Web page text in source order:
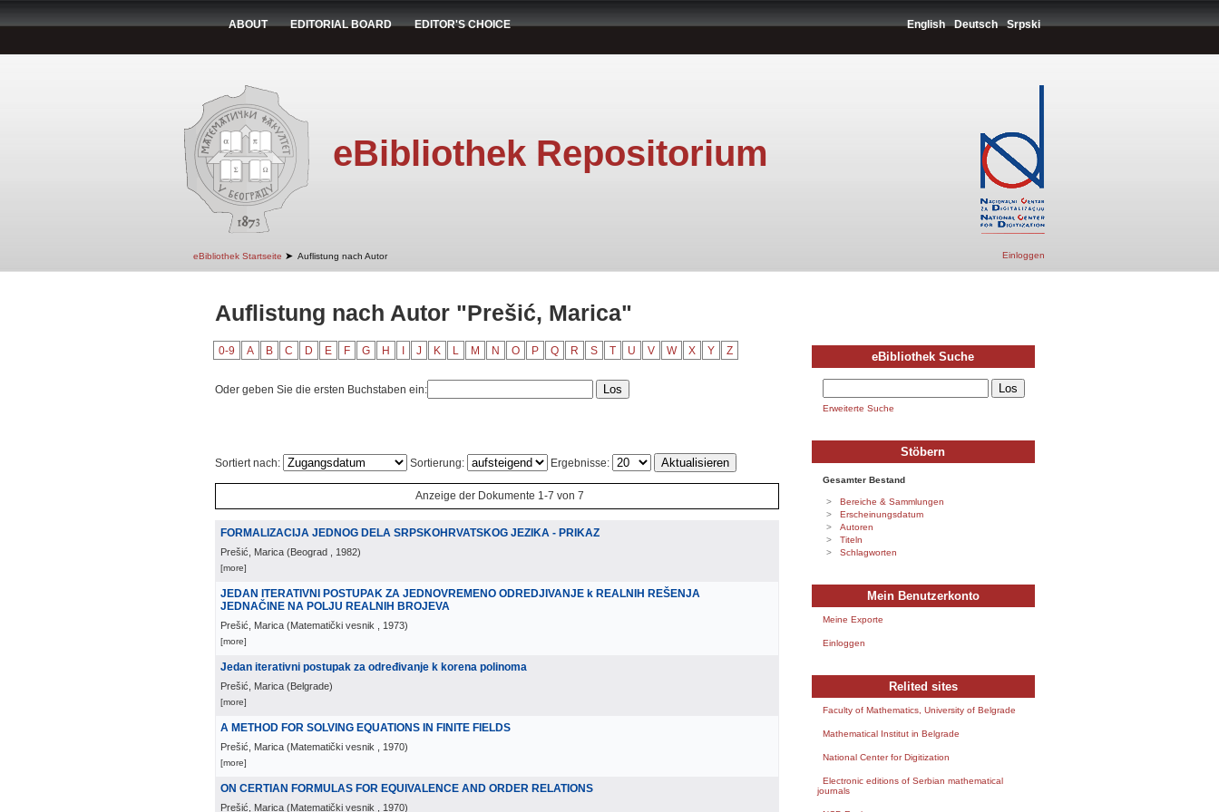
ABOUT EDITORIAL BOARD EDITOR'S CHOICE English Deutsch Srpski
eBibliothek Repositorium
eBibliothek Startseite ➤ Auflistung nach Autor Einloggen
Auflistung nach Autor "Prešić, Marica"
0-9 A B C D E F G H J K L M N O P Q R S T U V W X Y Z
Oder geben Sie die ersten Buchstaben ein:
Sortiert nach: Sortierung: Ergebnisse:
Anzeige der Dokumente 1-7 von 7
FORMALIZACIJA JEDNOG DELA SRPSKOHRVATSKOG JEZIKA - PRIKAZ
Prešić, Marica (Beograd , 1982)
[more]
JEDAN ITERATIVNI POSTUPAK ZA JEDNOVREMENO ODREDJIVANJE k REALNIH REŠENJA
JEDNAČINE NA POLJU REALNIH BROJEVA
Prešić, Marica (Matematički vesnik , 1973)
[more]
Jedan iterativni postupak za određivanje k korena polinoma
Prešić, Marica (Belgrade)
[more]
A METHOD FOR SOLVING EQUATIONS IN FINITE FIELDS
Prešić, Marica (Matematički vesnik , 1970)
[more]
ON CERTIAN FORMULAS FOR EQUIVALENCE AND ORDER RELATIONS
Prešić, Marica (Matematički vesnik , 1970)
eBibliothek Suche
Erweiterte Suche
Stöbern
Gesamter Bestand
Bereiche & Sammlungen
Erscheinungsdatum
Autoren
Titeln
Schlagworten
Mein Benutzerkonto
Meine Exporte
Einloggen
Relited sites
Faculty of Mathematics, University of Belgrade
Mathematical Institut in Belgrade
National Center for Digitization
Electronic editions of Serbian mathematical
journals